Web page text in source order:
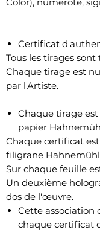
Color), numéroté,
Certificat
Tous les tirages
Chaque tirage est
par l'Artiste.
Chaque tirage
papier
Chaque certificat
filigrane
Sur chaque feuille
Un deuxième
dos de l'œuvre.
Cette
chaque certificat